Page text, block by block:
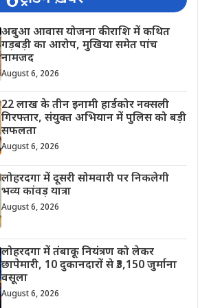
अबुआ आवास योजना की राशि में कथित
गड़बड़ी का आरोप, मुखिया समेत पांच
नामजद
August 6, 2026
22 लाख के तीन इनामी हार्डकोर नक्सली
गिरफ्तार, संयुक्त अभियान में पुलिस को बड़ी
सफलता
August 6, 2026
लोहरदगा में दूसरी सोमवारी पर निकलेगी
भव्य कांवड़ यात्रा
August 6, 2026
लोहरदगा में तंबाकू नियंत्रण को लेकर
छापेमारी, 10 दुकानदारों से ₹3,150 जुर्माना
वसूला
August 6, 2026